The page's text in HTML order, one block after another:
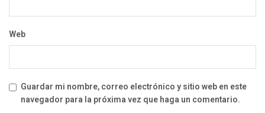
Web
Guardar mi nombre, correo electrónico y sitio web en este
navegador para la próxima vez que haga un comentario.